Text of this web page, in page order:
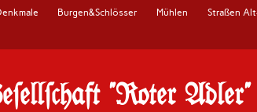
Burgen&Schlösser Mühlen Straßen
"Roter